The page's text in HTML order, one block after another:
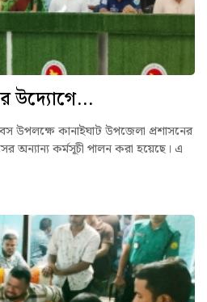
উদ্যোগে...
উপলক্ষে কানাইঘাট উপজেলা প্রশাসনের
অন্যান্য কর্মসূচী পালন করা হয়েছে। এ